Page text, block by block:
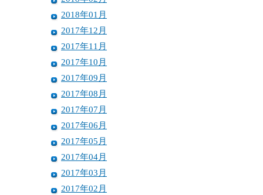
2018年01月
2017年12月
2017年11月
2017年10月
2017年09月
2017年08月
2017年07月
2017年06月
2017年05月
2017年04月
2017年03月
2017年02月